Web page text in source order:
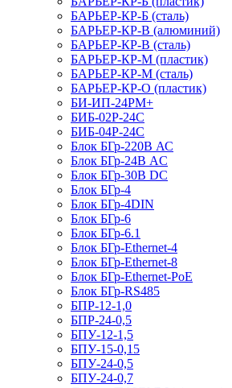
БАРЬЕР-КР-Б (сталь)
БАРЬЕР-КР-В (алюминий)
БАРЬЕР-КР-В (сталь)
БАРЬЕР-КР-М (пластик)
БАРЬЕР-КР-М (сталь)
БАРЬЕР-КР-О (пластик)
БИ-ИП-24РМ+
БИБ-02Р-24С
БИБ-04Р-24С
Блок БГр-220В АС
Блок БГр-24В AC
Блок БГр-30В DC
Блок БГр-4
Блок БГр-4DIN
Блок БГр-6
Блок БГр-6.1
Блок БГр-Ethernet-4
Блок БГр-Ethernet-8
Блок БГр-Ethernet-PoE
Блок БГр-RS485
БПР-12-1,0
БПР-24-0,5
БПУ-12-1,5
БПУ-15-0,15
БПУ-24-0,5
БПУ-24-0,7